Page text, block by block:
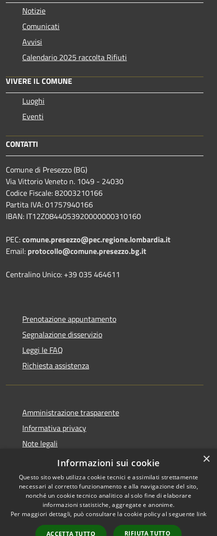
Notizie
Comunicati
Avvisi
Calendario 2025 raccolta Rifiuti
VIVERE IL COMUNE
Luoghi
Eventi
CONTATTI
Comune di Presezzo (BG)
Via Vittorio Veneto n. 1049 - 24030
Codice Fiscale: 82003210166
Partita IVA: 01757940166
IBAN: IT12Z0844053920000000310160
PEC:comune.presezzo@pec.regione.lombardia.it
Email: protocollo@comune.presezzo.bg.it
Centralino Unico: +39 035 464611
Prenotazione appuntamento
Segnalazione disservizio
Leggi le FAQ
Richiesta assistenza
Amministrazione trasparente
Informativa privacy
Note legali
Dichiarazione di accessibilità
Accessibilità
Copyright © 2026 • Comune di
Presezzo • Powered by
Municipium• Accesso
×
Informazioni sui cookie
Questo sito web utilizza cookie tecnici e assimilati strettamente
necessari al corretto funzionamento e alla navigazione del sito,
nonché un cookie tecnico analitico al solo fine di elaborare
informazioni statistiche, aggregate e anonime.
Per maggiori dettagli, può consultare la cookie policy al seguente link
ACCETTA TUTTO RIFIUTA TUTTO